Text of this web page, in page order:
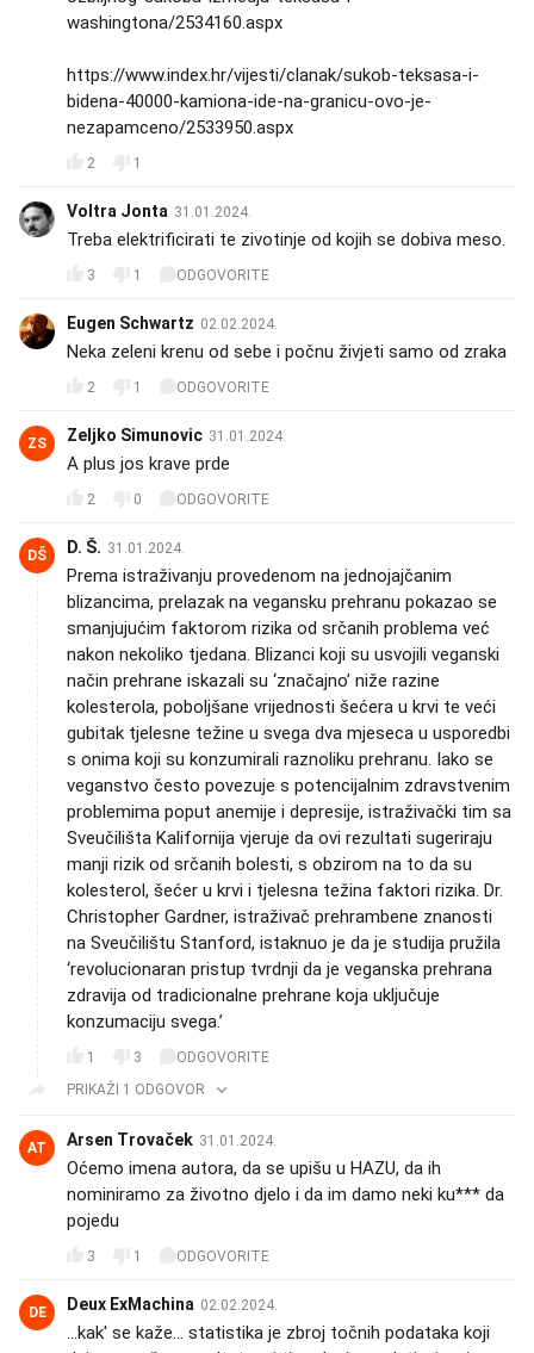
washingtona/2534160.aspx
https://www.index.hr/vijesti/clanak/sukob-teksasa-i-
bidena-40000-kamiona-ide-na-granicu-ovo-je-
nezapamceno/2533950.aspx
2 1
Voltra Jonta 31.01.2024.
Treba elektrificirati te zivotinje od kojih se dobiva meso.
3 1 ODGOVORITE
Eugen Schwartz 02.02.2024.
Neka zeleni krenu od sebe i počnu živjeti samo od zraka
2 1 ODGOVORITE
ZS Zeljko Simunovic 31.01.2024.
A plus jos krave prde
2 0 ODGOVORITE
DŠ D. Š. 31.01.2024.
Prema istraživanju provedenom na jednojajčanim
blizancima, prelazak na vegansku prehranu pokazao se
smanjujućim faktorom rizika od srčanih problema već
nakon nekoliko tjedana. Blizanci koji su usvojili veganski
način prehrane iskazali su ‘značajno’ niže razine
kolesterola, poboljšane vrijednosti šećera u krvi te veći
gubitak tjelesne težine u svega dva mjeseca u usporedbi
s onima koji su konzumirali raznoliku prehranu. Iako se
veganstvo često povezuje s potencijalnim zdravstvenim
problemima poput anemije i depresije, istraživački tim sa
Sveučilišta Kalifornija vjeruje da ovi rezultati sugeriraju
manji rizik od srčanih bolesti, s obzirom na to da su
kolesterol, šećer u krvi i tjelesna težina faktori rizika. Dr.
Christopher Gardner, istraživač prehrambene znanosti
na Sveučilištu Stanford, istaknuo je da je studija pružila
‘revolucionaran pristup tvrdnji da je veganska prehrana
zdravija od tradicionalne prehrane koja uključuje
konzumaciju svega.’
1 3
ODGOVORITE
PRIKAŽI 1 ODGOVOR
AT Arsen Trovaček 31.01.2024.
Oćemo imena autora, da se upišu u HAZU, da ih
nominiramo za životno djelo i da im damo neki ku*** da
pojedu
3 1 ODGOVORITE
DE Deux ExMachina 02.02.2024.
...kak' se kaže... statistika je zbroj točnih podataka koji